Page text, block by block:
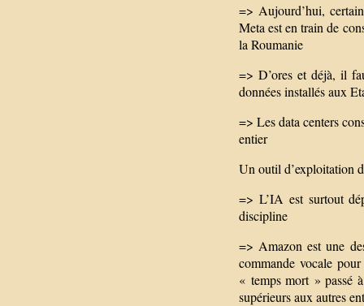
=> Aujourd’hui,
Meta est en train de
la Roumanie
=> D’ores et déjà, il
données installés aux
=> Les data centers
entier
Un outil d’exploitation
=> L’IA est surtout
discipline
=> Amazon est une
commande vocale
« temps mort » passé
supérieurs aux autres